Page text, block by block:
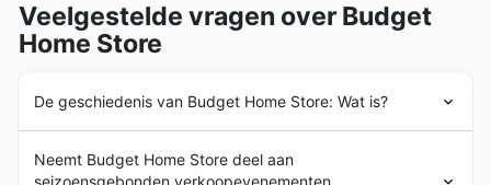
Veelgestelde vragen over Budget
Home Store
De geschiedenis van Budget Home Store: Wat is?
Sinds het begin heeftBudget Home Store
Neemt Budget Home Store deel aan